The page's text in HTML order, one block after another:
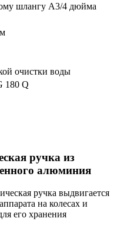
шлангу А3/4 дюйма
очистки воды
180 Q
ручка из
алюминия
ручка выдвигается
на колесах и
его хранения